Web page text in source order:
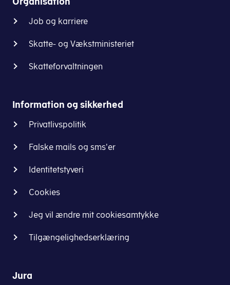
Job og karriere
Skatte- og Vækstministeriet
Skatteforvaltningen
Information og sikkerhed
Privatlivspolitik
Falske mails og sms'er
Identitetstyveri
Cookies
Jeg vil ændre mit cookiesamtykke
Tilgængelighedserklæring
Jura